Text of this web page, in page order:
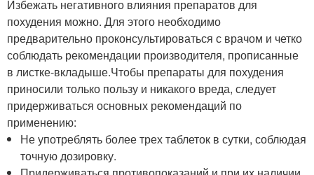
Избежать негативного влияния препаратов для
похудения можно. Для этого необходимо
предварительно проконсультироваться с врачом и четко
соблюдать рекомендации производителя, прописанные
в листке-вкладыше.Чтобы препараты для похудения
приносили только пользу и никакого вреда, следует
придерживаться основных рекомендаций по
применению:
Не употреблять более трех таблеток в сутки, соблюдая
точную дозировку.